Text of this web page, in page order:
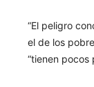
“El peligro
el de los
“tienen pocos